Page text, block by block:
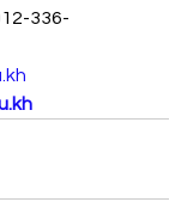
336-